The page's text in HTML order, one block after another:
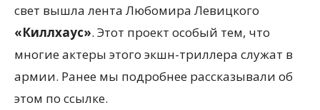
свет вышла лента Любомира Левицкого
«Киллхаус». Этот проект особый тем, что
многие актеры этого экшн-триллера служат в
армии. Ранее мы подробнее рассказывали об
этом по ссылке.